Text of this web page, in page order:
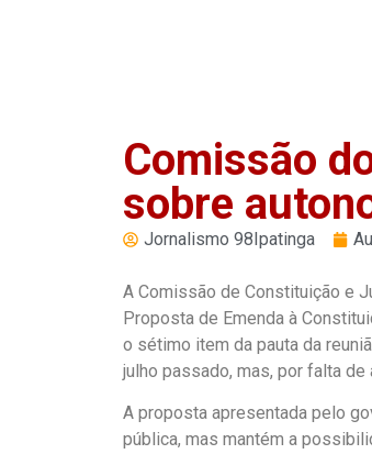
Comissão
sobre
Jornalismo 98Ipatinga
A Comissão de Constituição e
Proposta de Emenda à
o sétimo item da pauta da
julho passado, mas, por falta
A proposta apresentada pelo
pública, mas mantém a